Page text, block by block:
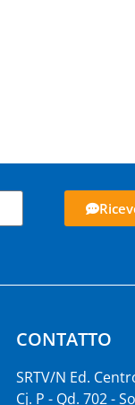
CONTATTO
SRTV/N Ed.
Cj. P - Qd. 702 -